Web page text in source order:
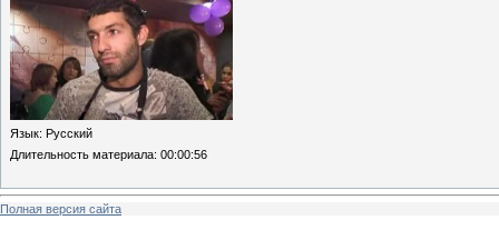
Язык: Русский
Длительность материала: 00:00:56
Полная версия сайта